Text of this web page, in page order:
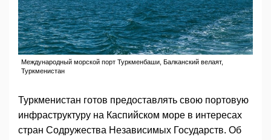
Международный морской порт Туркменбаши, Балканский велаят,
Туркменистан
Туркменистан готов предоставлять свою портовую
инфраструктуру на Каспийском море в интересах
стран Содружества Независимых Государств. Об